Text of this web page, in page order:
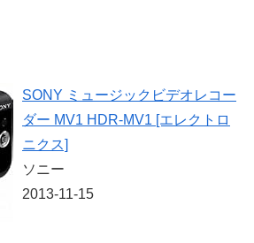
SONY ミュージックビデオレコー
ダー MV1 HDR-MV1 [エレクトロ
ニクス]
ソニー
2013-11-15